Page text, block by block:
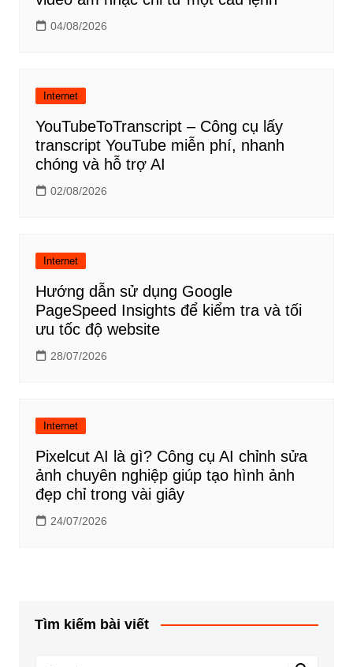
04/08/2026
Internet
YouTubeToTranscript – Công cụ lấy
transcript YouTube miễn phí, nhanh
chóng và hỗ trợ AI
02/08/2026
Internet
Hướng dẫn sử dụng Google
PageSpeed Insights để kiểm tra và tối
ưu tốc độ website
28/07/2026
Internet
Pixelcut AI là gì? Công cụ AI chỉnh sửa
ảnh chuyên nghiệp giúp tạo hình ảnh
đẹp chỉ trong vài giây
24/07/2026
Tìm kiếm bài viết